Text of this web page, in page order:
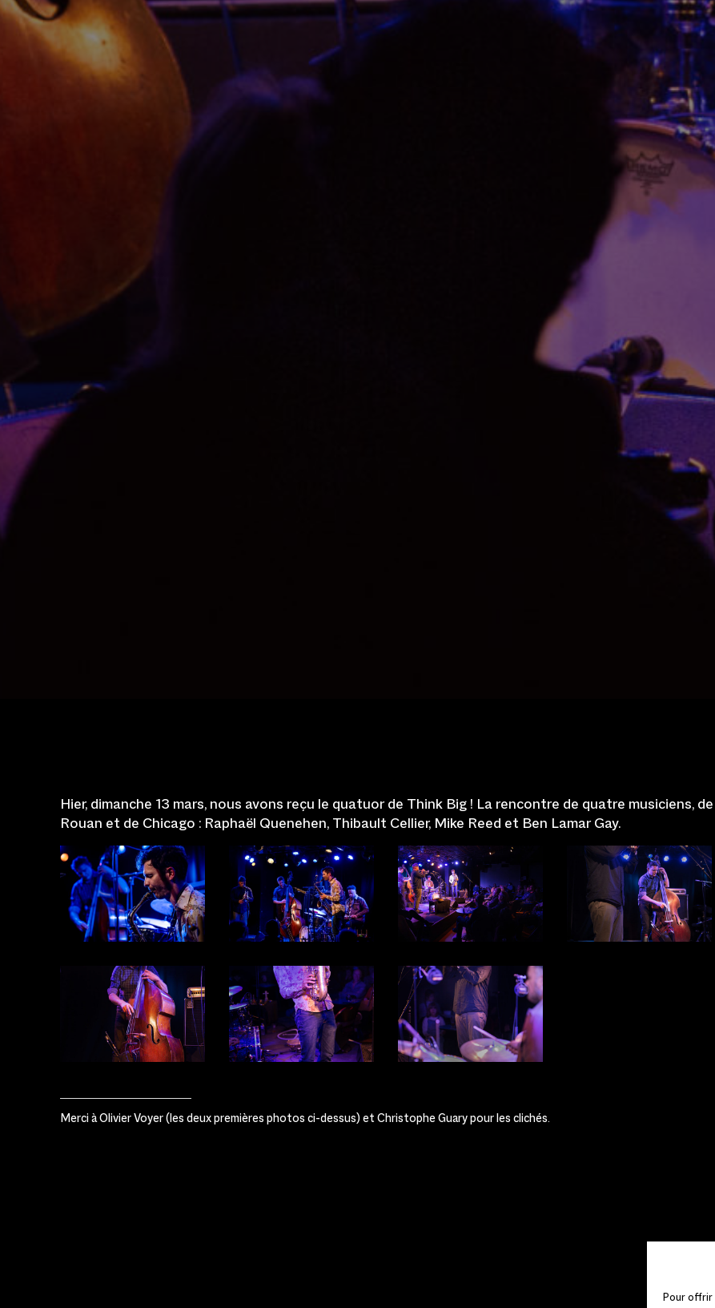
Pour offrir
Hier, dimanche 13 mars, nous avons reçu le quatuor de Think Big ! La rencontre de quatre musiciens, de
Rouan et de Chicago : Raphaël Quenehen, Thibault Cellier, Mike Reed et Ben Lamar Gay.
Merci à Olivier Voyer (les deux premières photos ci-dessus) et Christophe Guary pour les clichés.